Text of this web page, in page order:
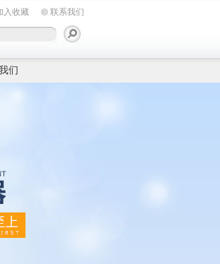
入收藏 联系我们
们